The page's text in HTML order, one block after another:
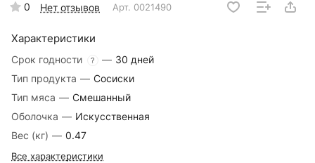
0 Нет отзывов Арт. 0021490
Характеристики
Срок годности ? — 30 дней
Тип продукта — Сосиски
Тип мяса — Смешанный
Оболочка — Искусственная
Вес (кг) — 0.47
Все характеристики